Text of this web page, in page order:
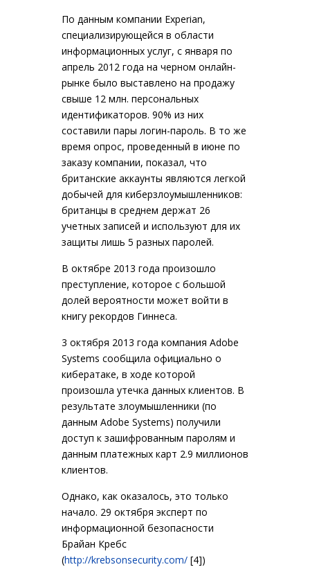
По данным компании Experian,
специализирующейся в области
информационных услуг, с января по
апрель 2012 года на черном онлайн-
рынке было выставлено на продажу
свыше 12 млн. персональных
идентификаторов. 90% из них
составили пары логин-пароль. В то же
время опрос, проведенный в июне по
заказу компании, показал, что
британские аккаунты являются легкой
добычей для киберзлоумышленников:
британцы в среднем держат 26
учетных записей и используют для их
защиты лишь 5 разных паролей.
В октябре 2013 года произошло
преступление, которое с большой
долей вероятности может войти в
книгу рекордов Гиннеса.
3 октября 2013 года компания Adobe
Systems сообщила официально о
кибератаке, в ходе которой
произошла утечка данных клиентов. В
результате злоумышленники (по
данным Adobe Systems) получили
доступ к зашифрованным паролям и
данным платежных карт 2.9 миллионов
клиентов.
Однако, как оказалось, это только
начало. 29 октября эксперт по
информационной безопасности
Брайан Кребс
(http://krebsonsecurity.com/ [4])